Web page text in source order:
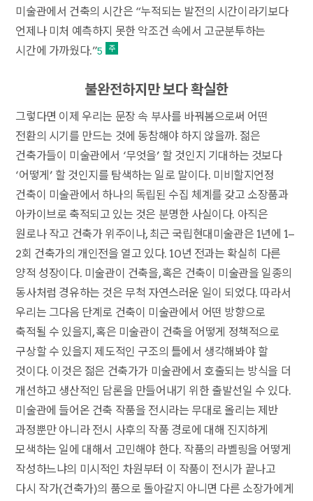
미술관에서 건축의 시간은 “누적되는 발전의 시간이라기보다
언제나 미처 예측하지 못한 악조건 속에서 고군분투하는
시간에 가까웠다.”5
불완전하지만 보다 확실한
그렇다면 이제 우리는 문장 속 부사를 바꿔봄으로써 어떤
전환의 시기를 만드는 것에 동참해야 하지 않을까. 젊은
건축가들이 미술관에서 ‘무엇을’ 할 것인지 기대하는 것보다
‘어떻게’ 할 것인지를 탐색하는 일로 말이다. 미비할지언정
건축이 미술관에서 하나의 독립된 수집 체계를 갖고 소장품과
아카이브로 축적되고 있는 것은 분명한 사실이다. 아직은
원로나 작고 건축가 위주이나, 최근 국립현대미술관은 1년에 1–
2회 건축가의 개인전을 열고 있다. 10년 전과는 확실히 다른
양적 성장이다. 미술관이 건축을, 혹은 건축이 미술관을 일종의
동사처럼 경유하는 것은 무척 자연스러운 일이 되었다. 따라서
우리는 그다음 단계로 건축이 미술관에서 어떤 방향으로
축적될 수 있을지, 혹은 미술관이 건축을 어떻게 정책적으로
구상할 수 있을지 제도적인 구조의 틀에서 생각해봐야 할
것이다. 이것은 젊은 건축가가 미술관에서 호출되는 방식을 더
개선하고 생산적인 담론을 만들어내기 위한 출발선일 수 있다.
미술관에 들어온 건축 작품을 전시라는 무대로 올리는 제반
과정뿐만 아니라 전시 사후의 작품 경로에 대해 진지하게
모색하는 일에 대해서 고민해야 한다. 작품의 라벨링을 어떻게
작성하느냐의 미시적인 차원부터 이 작품이 전시가 끝나고
다시 작가(건축가)의 품으로 돌아갈지 아니면 다른 소장가에게